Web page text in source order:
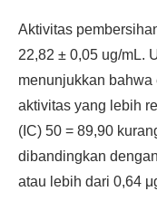
Aktivitas
22,82 ± 0,05 ug/mL.
menunjukkan
aktivitas yang lebih
(IC) 50 = 89,90
dibandingkan
atau lebih dari 0,64